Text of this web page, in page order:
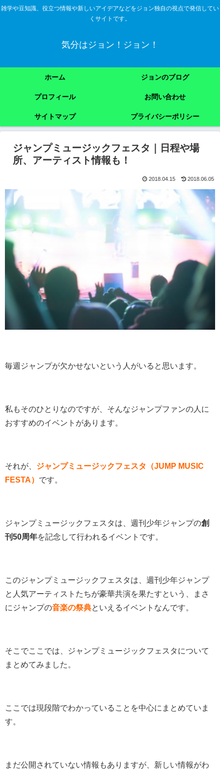
雑学や豆知識、役立つ情報や新しいアイデアなどをジョン独自の視点で発信してい
くサイトです。
気分はジョン！ジョン！
ホーム ジョンのブログ
プロフィール お問い合わせ
サイトマップ プライバシーポリシー
ジャンプミュージックフェスタ｜日程や場
所、アーティスト情報も！
2018.04.15 2018.06.05
毎週ジャンプが欠かせないという人がいると思います。
私もそのひとりなのですが、そんなジャンプファンの人に
おすすめのイベントがあります。
それが、 ジャンプミュージックフェスタ（JUMP MUSIC
FESTA） です。
ジャンプミュージックフェスタは、週刊少年ジャンプの創
刊50周年を記念して行われるイベントです。
このジャンプミュージックフェスタは、週刊少年ジャンプ
と人気アーティストたちが豪華共演を果たすという、まさ
にジャンプの音楽の祭典といえるイベントなんです。
そこでここでは、ジャンプミュージックフェスタについて
まとめてみました。
ここでは現段階でわかっていることを中心にまとめていま
す。
まだ公開されていない情報もありますが、新しい情報がわ